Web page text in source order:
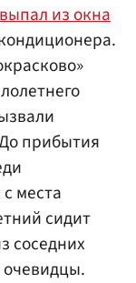
выпал из окна
прибытия
места
сидит
соседних